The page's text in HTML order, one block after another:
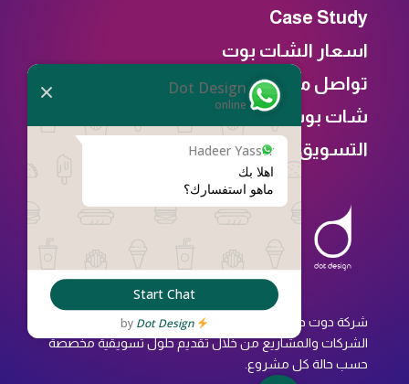
Case Study
اسعار الشات بوت
تواصل معنا
شات بوت
التسويق
شركة دوت ديزاين هي شركة متخصصة في تحسين دورة حياة
الشركات والمشاريع من خلال تقديم حلول تسويقية مخصصة
حسب حالة كل مشروع.
Dot Design
online
Hadeer Yasser
ماهو استفسارك؟
Start Chat
by
Dot Design